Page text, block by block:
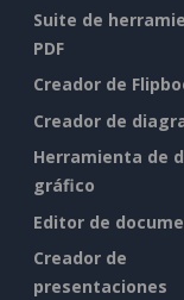
Suite de
PDF
Creador de
Creador de
Herramienta de
gráfico
Editor de
Creador de
presentaciones